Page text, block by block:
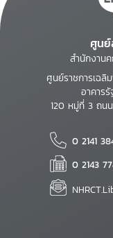
ศูน
สำนักงาน
ศูนย์ราชการเฉ
อาคาร
120 หมู่ที่ 3 ถน
0 2141
0 2143